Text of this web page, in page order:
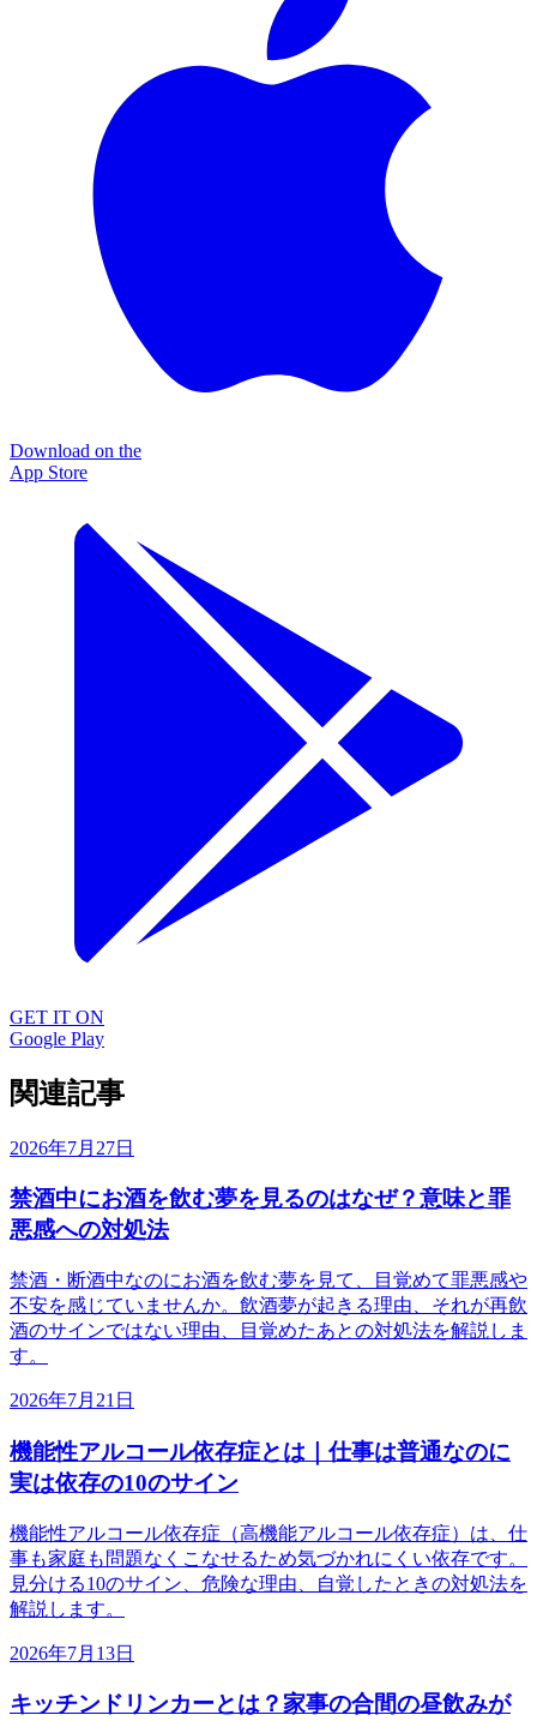
Download on the
App Store
GET IT ON
Google Play
関連記事
2026年7月27日
禁酒中にお酒を飲む夢を見るのはなぜ？意味と罪
悪感への対処法
禁酒・断酒中なのにお酒を飲む夢を見て、目覚めて罪悪感や
不安を感じていませんか。飲酒夢が起きる理由、それが再飲
酒のサインではない理由、目覚めたあとの対処法を解説しま
す。
2026年7月21日
機能性アルコール依存症とは｜仕事は普通なのに
実は依存の10のサイン
機能性アルコール依存症（高機能アルコール依存症）は、仕
事も家庭も問題なくこなせるため気づかれにくい依存です。
見分ける10のサイン、危険な理由、自覚したときの対処法を
解説します。
2026年7月13日
キッチンドリンカーとは？家事の合間の昼飲みが